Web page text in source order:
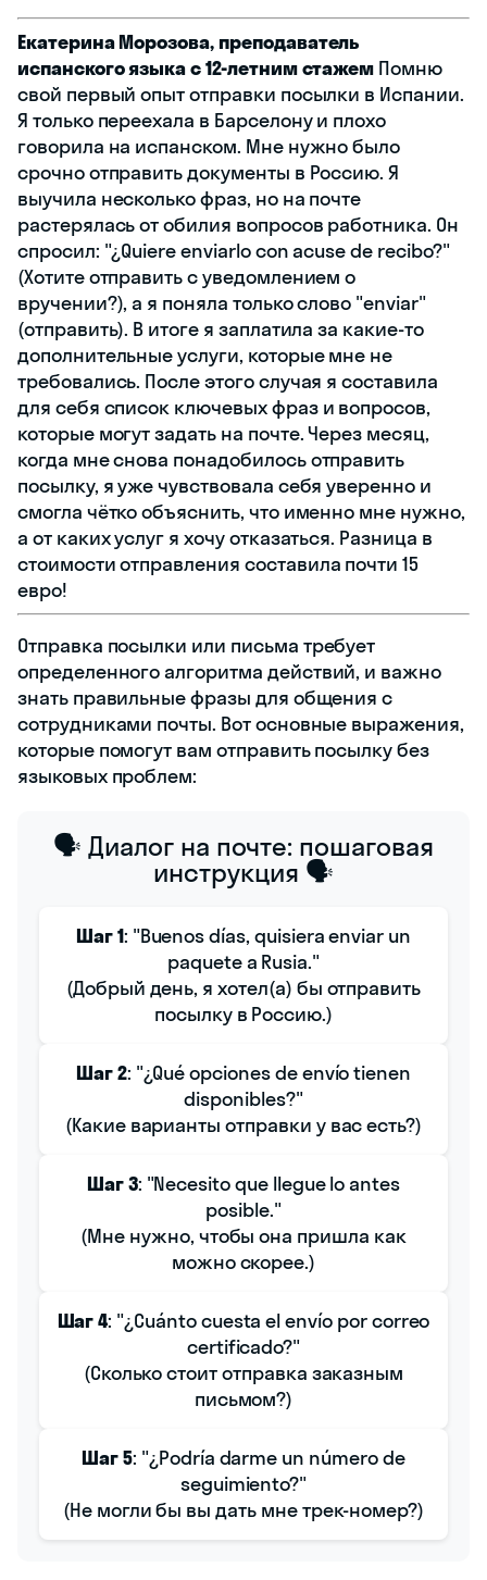
Екатерина Морозова, преподаватель
испанского языка с 12-летним стажем Помню
свой первый опыт отправки посылки в Испании.
Я только переехала в Барселону и плохо
говорила на испанском. Мне нужно было
срочно отправить документы в Россию. Я
выучила несколько фраз, но на почте
растерялась от обилия вопросов работника. Он
спросил: "¿Quiere enviarlo con acuse de recibo?"
(Хотите отправить с уведомлением о
вручении?), а я поняла только слово "enviar"
(отправить). В итоге я заплатила за какие-то
дополнительные услуги, которые мне не
требовались. После этого случая я составила
для себя список ключевых фраз и вопросов,
которые могут задать на почте. Через месяц,
когда мне снова понадобилось отправить
посылку, я уже чувствовала себя уверенно и
смогла чётко объяснить, что именно мне нужно,
а от каких услуг я хочу отказаться. Разница в
стоимости отправления составила почти 15
евро!
Отправка посылки или письма требует
определенного алгоритма действий, и важно
знать правильные фразы для общения с
сотрудниками почты. Вот основные выражения,
которые помогут вам отправить посылку без
языковых проблем:
🗣️ Диалог на почте: пошаговая
инструкция 🗣️
Шаг 1: "Buenos días, quisiera enviar un
paquete a Rusia."
(Добрый день, я хотел(а) бы отправить
посылку в Россию.)
Шаг 2: "¿Qué opciones de envío tienen
disponibles?"
(Какие варианты отправки у вас есть?)
Шаг 3: "Necesito que llegue lo antes
posible."
(Мне нужно, чтобы она пришла как
можно скорее.)
Шаг 4: "¿Cuánto cuesta el envío por correo
certificado?"
(Сколько стоит отправка заказным
письмом?)
Шаг 5: "¿Podría darme un número de
seguimiento?"
(Не могли бы вы дать мне трек-номер?)